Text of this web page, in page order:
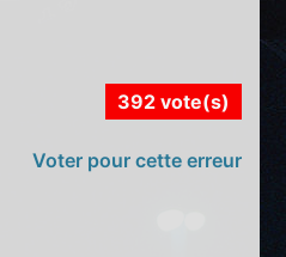
392 vote(s)
Voter pour cette erreur